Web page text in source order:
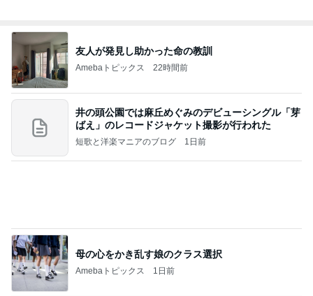
友人が発見し助かった命の教訓
Amebaトピックス 22時間前
井の頭公園では麻丘めぐみのデビューシングル「芽
ばえ」のレコードジャケット撮影が行われた
短歌と洋楽マニアのブログ 1日前
母の心をかき乱す娘のクラス選択
Amebaトピックス 1日前